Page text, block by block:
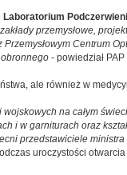
Laboratorium
przemysłowe,
Centrum
- powiedział
ale również w
na całym
i w garniturach oraz
przedstawiciele
uroczystości